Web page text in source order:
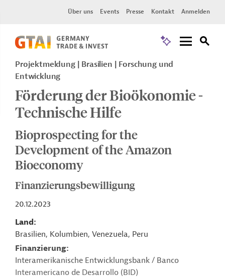
Über uns Events Presse Kontakt Anmelden
Projektmeldung Brasilien
Forschung und
Entwicklung
Förderung der Bioökonomie -
Technische Hilfe
Bioprospecting for the
Development of the Amazon
Bioeconomy
Finanzierungsbewilligung
20.12.2023
Land
Brasilien, Kolumbien, Venezuela, Peru
Finanzierung
Interamerikanische Entwicklungsbank / Banco
Interamericano de Desarrollo (BID)